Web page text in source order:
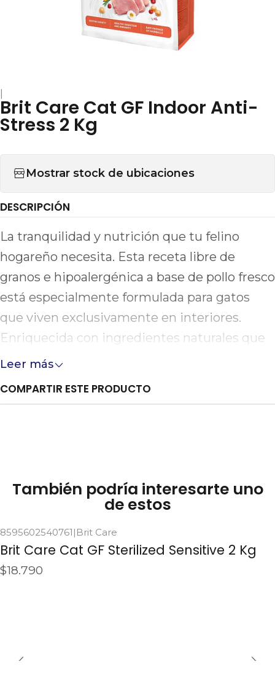
Brit Care Cat GF Indoor Anti-
Stress 2 Kg
Mostrar stock de ubicaciones
DESCRIPCIÓN
La tranquilidad y nutrición que tu felino
hogareño necesita. Esta receta libre de
granos e hipoalergénica a base de pollo fresco
está especialmente formulada para gatos
que viven exclusivamente en interiores.
Enriquecida con ingredientes naturales que
ayudan a calmar el estrés y mitigar los
Leer más
COMPARTIR ESTE PRODUCTO
También podría interesarte uno
de estos
Agotado
8595602540761 | Brit Care
Brit Care Cat GF Sterilized Sensitive 2 Kg
$18.790